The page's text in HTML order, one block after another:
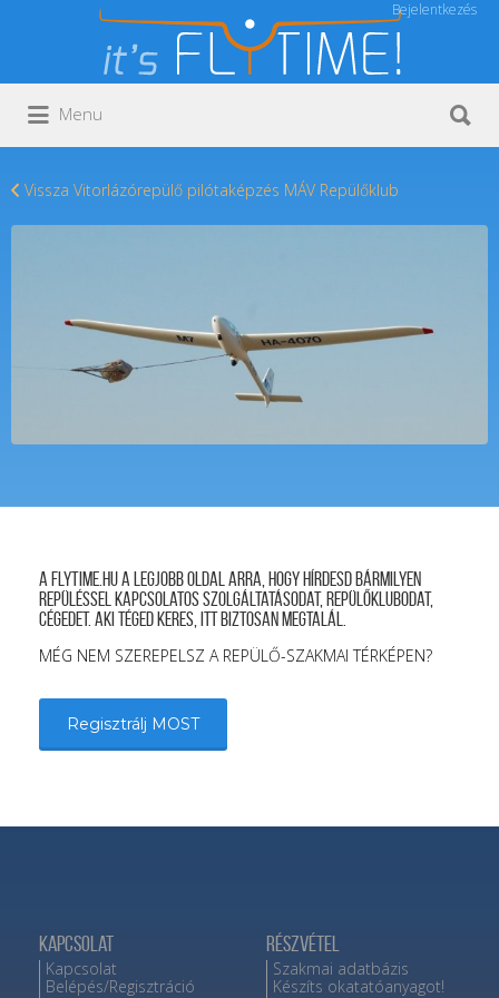
Bejelentkezés
Keresés:
Menu
Vissza Vitorlázórepülő pilótaképzés MÁV Repülőklub
A FLYTIME.HU a legjobb oldal arra, hogy hírdesd bármilyen
repüléssel kapcsolatos szolgáltatásodat, repülőklubodat,
cégedet. Aki téged keres, itt biztosan megtalál.
MÉG NEM SZEREPELSZ A REPÜLŐ-SZAKMAI TÉRKÉPEN?
Regisztrálj MOST
Kapcsolat
Kapcsolat
Belépés/Regisztráció
Részvétel
Szakmai adatbázis
Készíts okatatóanyagot!